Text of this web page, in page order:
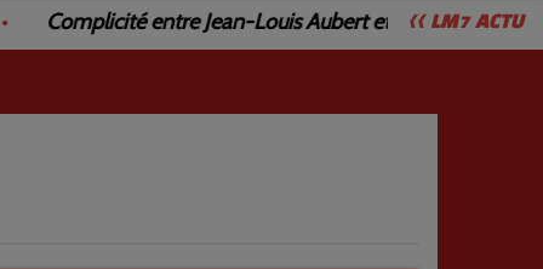
<< LM7 ACTU
Complicité entre Jean-Louis Aubert et Jean-Luc Caturla